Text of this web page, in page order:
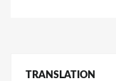
TRANSLATION